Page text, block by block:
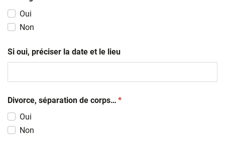
Oui
Non
Si oui, préciser la date et le lieu
Divorce, séparation de corps… (obligatoire)
*
Oui
Non